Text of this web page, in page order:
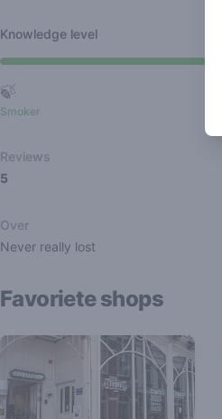
Knowledge level
🍃
Smoker
Reviews
5
Over
Never really lost
Favoriete shops